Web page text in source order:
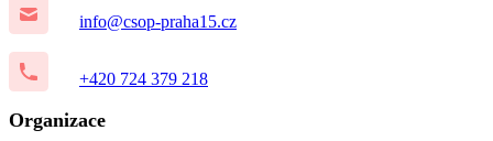
info@csop-praha15.cz
+420 724 379 218
Organizace